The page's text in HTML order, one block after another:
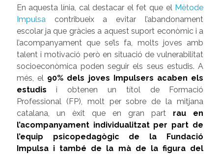
En aquesta línia, cal destacar el fet que el Mètode
Impulsacontribueix a evitar l’abandonament
escolar ja que gràcies a aquest suport econòmic i a
l’acompanyament que se’ls fa, molts joves amb
talent i motivació però en situació de vulnerabilitat
socioeconòmica poden seguir els seus estudis. A
més, el 90% dels joves Impulsers acaben els
estudis i obtenen un títol de Formació
Professional (FP), molt per sobre de la mitjana
catalana, un èxit que en gran part rau en
l’acompanyament individualitzat per part de
l’equip psicopedagògic de la Fundació
Impulsa i també de la mà de la figura del